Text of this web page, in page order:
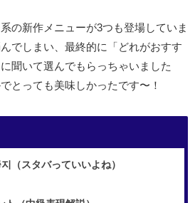
の新作メニューが3つも登場していま
でしまい、最終的に「どれがおすす
聞いて選んでもらっちゃいました
とっても美味しかったです〜！
（スタバっていいよね）